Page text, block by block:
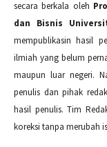
secara berkala oleh
dan Bisnis
mempublikasin hasil
ilmiah yang belum
maupun luar negeri.
penulis dan pihak
hasil penulis. Tim
koreksi tanpa merubah